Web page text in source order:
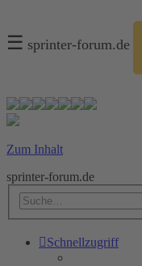
☰ sprinter-forum.de
Zum Inhalt
sprinter-forum.de
Schnellzugriff